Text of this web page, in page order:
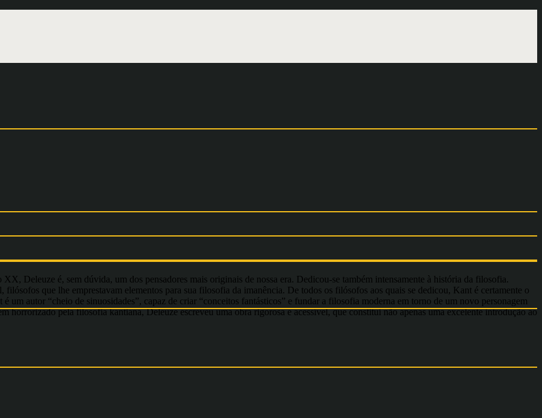
Deleuze é, sem dúvida, um dos pensadores mais originais de nossa era. Dedicou-se também intensamente à história da filosofia.
que lhe emprestavam elementos para sua filosofia da imanência. De todos os filósofos aos quais se dedicou, Kant é certamente o
autor “cheio de sinuosidades”, capaz de criar “conceitos fantásticos” e fundar a filosofia moderna em torno de um novo personagem
horrorizado pela filosofia kantiana, Deleuze escreveu uma obra rigorosa e acessível, que constitui não apenas uma excelente introdução ao